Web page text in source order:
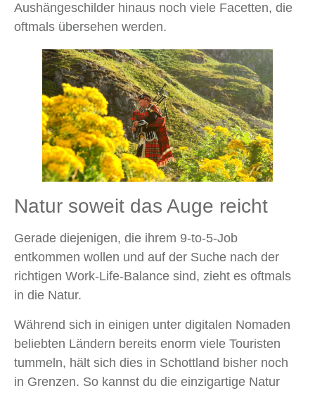
Aushängeschilder hinaus noch viele Facetten, die
oftmals übersehen werden.
Natur soweit das Auge reicht
Gerade diejenigen, die ihrem 9‑to‑5‑Job
entkommen wollen und auf der Suche nach der
richtigen Work‑Life‑Balance sind, zieht es oftmals
in die Natur.
Während sich in einigen unter digitalen Nomaden
beliebten Ländern bereits enorm viele Touristen
tummeln, hält sich dies in Schottland bisher noch
in Grenzen. So kannst du die einzigartige Natur